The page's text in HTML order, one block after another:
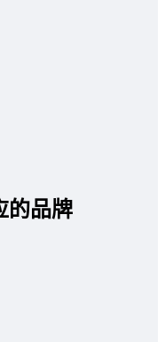
的品牌